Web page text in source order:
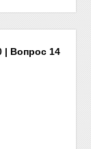
| Вопрос 14